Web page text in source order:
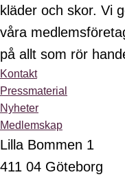
kläder och skor. Vi
våra
på allt som rör
Kontakt
Pressmaterial
Nyheter
Medlemskap
Lilla Bommen 1
411 04 Göteborg